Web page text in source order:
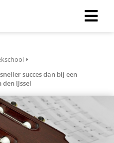
succes dan bij een
IJssel